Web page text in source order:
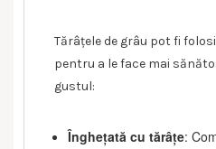
Tărâțele de grâu pot fi
pentru a le face mai
gustul:
Înghețată cu tărâțe: